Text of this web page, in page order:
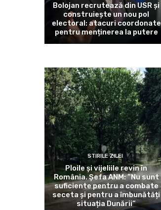
Bolojan recrutează din USR și
construiește un nou pol
electoral: atacuri coordonate
pentru menținerea la putere
STIRILE ZILEI
Ploile și vijeliile revin în
România. Șefa ANM: ”Nu sunt
suficiente pentru a combate
seceta și pentru a îmbunătăți
situația Dunării”